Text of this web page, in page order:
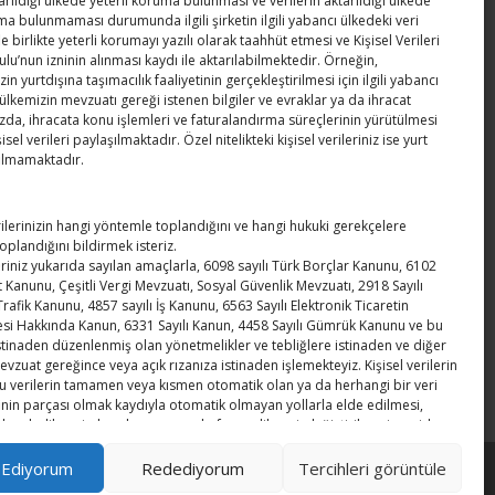
bulunmaması durumunda ilgili şirketin ilgili yabancı ülkedeki veri
birlikte yeterli korumayı yazılı olarak taahhüt etmesi ve Kişisel Verileri
izninin alınması kaydı ile aktarılabilmektedir. Örneğin,
yurtdışına taşımacılık faaliyetinin gerçekleştirilmesi için ilgili yabancı
mevzuatı gereği istenen bilgiler ve evraklar ya da ihracat
ihracata konu işlemleri ve faturalandırma süreçlerinin yürütülmesi
verileri paylaşılmaktadır. Özel nitelikteki kişisel verileriniz ise yurt
hangi yöntemle toplandığını ve hangi hukuki gerekçelere
bildirmek isteriz.
yukarıda sayılan amaçlarla, 6098 sayılı Türk Borçlar Kanunu, 6102
Kanunu, Çeşitli Vergi Mevzuatı, Sosyal Güvenlik Mevzuatı, 2918 Sayılı
Kanunu, 4857 sayılı İş Kanunu, 6563 Sayılı Elektronik Ticaretin
Hakkında Kanun, 6331 Sayılı Kanun, 4458 Sayılı Gümrük Kanunu ve bu
düzenlenmiş olan yönetmelikler ve tebliğlere istinaden ve diğer
gereğince veya açık rızanıza istinaden işlemekteyiz. Kişisel verilerin
verilerin tamamen veya kısmen otomatik olan ya da herhangi bir veri
parçası olmak kaydıyla otomatik olmayan yollarla elde edilmesi,
depolanması, muhafaza edilmesi, değiştirilmesi, yeniden
açıklanması, aktarılması, devralınması, elde edilebilir hâle getirilmesi,
ya da kullanılmasının engellenmesi gibi veriler üzerinde
her türlü işlemi ifade etmektedir. Şirketimizde ise, kişisel veriler
Redediyorum Tercihleri ​​görüntüle
taziye ziyareti
TOBB 2026 Akreditasyon Sertifika Töreni
yapıldı
Karabük TSO yeni hizmet binası açıldı
Powered by WordPress